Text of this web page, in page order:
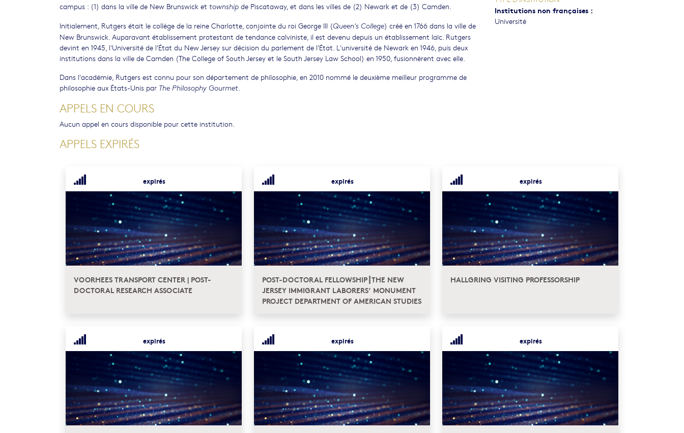
campus : (1) dans la ville de New Brunswick et township de Piscataway, et dans les villes de (2) Newark et de (3) Camden.
Initialement, Rutgers était le collège de la reine Charlotte, conjointe du roi George III (Queen's College) créé en 1766 dans la ville de
New Brunswick. Auparavant établissement protestant de tendance calviniste, il est devenu depuis un établissement laïc. Rutgers
devint en 1945, l'Université de l'État du New Jersey sur décision du parlement de l'État. L'université de Newark en 1946, puis deux
institutions dans la ville de Camden (The College of South Jersey et le South Jersey Law School) en 1950, fusionnèrent avec elle.
Dans l'académie, Rutgers est connu pour son département de philosophie, en 2010 nommé le deuxième meilleur programme de
philosophie aux États-Unis par The Philosophy Gourmet.
Institutions non françaises :
Université
APPELS EN COURS
Aucun appel en cours disponible pour cette institution.
APPELS EXPIRÉS
expirés
VOORHEES TRANSPORT CENTER | POST-
DOCTORAL RESEARCH ASSOCIATE
expirés
POST-DOCTORAL FELLOWSHIP┋THE NEW
JERSEY IMMIGRANT LABORERS’ MONUMENT
PROJECT DEPARTMENT OF AMERICAN STUDIES
expirés
HALLGRING VISITING PROFESSORSHIP
expirés expirés expirés